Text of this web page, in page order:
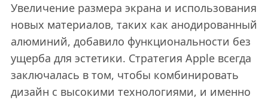
Увеличение размера экрана и использования
новых материалов, таких как анодированный
алюминий, добавило функциональности без
ущерба для эстетики. Стратегия Apple всегда
заключалась в том, чтобы комбинировать
дизайн с высокими технологиями, и именно